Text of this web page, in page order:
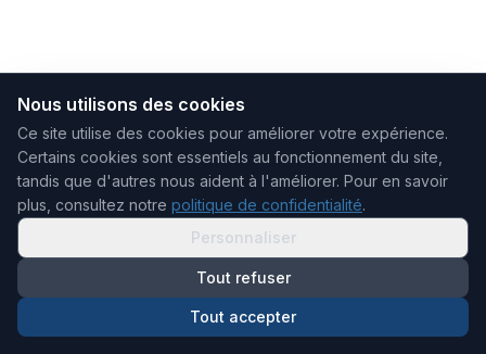
Nous utilisons des cookies
Ce site utilise des cookies pour améliorer votre expérience.
Certains cookies sont essentiels au fonctionnement du site,
tandis que d'autres nous aident à l'améliorer. Pour en savoir
plus, consultez notre politique de confidentialité.
Personnaliser
Tout refuser
Tout accepter